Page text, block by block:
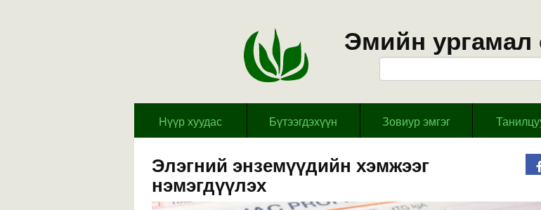
Эмийн
Hүүр хуудас Бүтээгдэхүүн Зовиур эмгэг
Элэгний энземүүдийн хэмжээг
нэмэгдүүлэх